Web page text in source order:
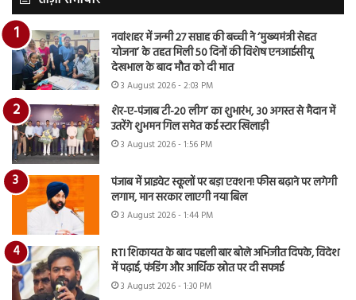
नवांशहर में जन्मी 27 सप्ताह की बच्ची ने ‘मुख्यमंत्री सेहत
योजना’ के तहत मिली 50 दिनों की विशेष एनआईसीयू
देखभाल के बाद मौत को दी मात
3 August 2026 - 2:03 PM
शेर-ए-पंजाब टी-20 लीग’ का शुभारंभ, 30 अगस्त से मैदान में
उतरेंगे शुभमन गिल समेत कई स्टार खिलाड़ी
3 August 2026 - 1:56 PM
पंजाब में प्राइवेट स्कूलों पर बड़ा एक्शन! फीस बढ़ाने पर लगेगी
लगाम, मान सरकार लाएगी नया बिल
3 August 2026 - 1:44 PM
RTI शिकायत के बाद पहली बार बोले अभिजीत दिपके, विदेश
में पढ़ाई, फंडिंग और आर्थिक स्रोत पर दी सफाई
3 August 2026 - 1:30 PM